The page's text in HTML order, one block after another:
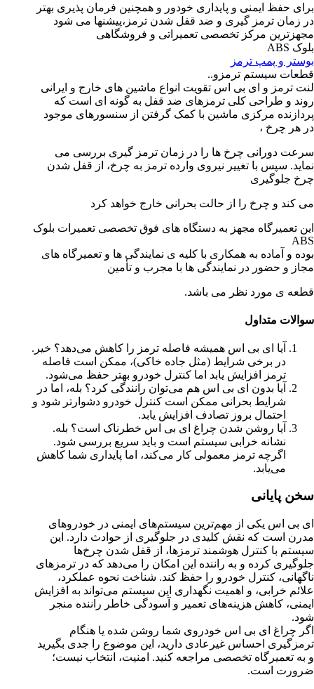
برای حفظ ایمنی و پایداری خودور و همچنین فرمان پذیری بهتر
در زمان ترمز گیری و ضد قفل شدن ترمز،پیشنها می شود
مجهزترین مرکز تخصصی تعمیراتی و فروشگاهی
بلوک ABS
بوستر و پمپ ترمز
قطعات سیستم ترمزو..
لنت ترمز و ای بی اس تقویت انواع ماشین های خارج و ایرانی
روند و طراحی کلی ترمزهای ضد قفل به گونه ای است که
پردازنده مرکزی ماشین با کمک گرفتن از سنسورهای موجود
در هر چرخ ،
سرعت دورانی چرخ ها را در زمان ترمز گیری بررسی می
نماید. سپس با تغییر نیروی وارده ترمز به چرخ، از قفل شدن
چرخ جلوگیری
می کند و چرخ را از حالت بحرانی خارج خواهد کرد
این تعمیرگاه مجهز به دستگاه های فوق تخصصی تعمیرات بلوک
ABS
بوده و آماده به همکاری با کلیه ی نمایندگی ها و تعمیرگاه های
مجاز و حضور در نمایندگی ها با مجرب و تأمین
قطعه ی مورد نظر می باشد.
سوالات متداول
آیا ای بی اس همیشه فاصله ترمز را کاهش می‌دهد؟ خیر.
در برخی شرایط (مثل جاده خاکی)، ممکن است فاصله
ترمز افزایش یابد اما کنترل خودرو بهتر حفظ می‌شود.
آیا بدون ای بی اس هم می‌توان رانندگی کرد؟ بله، اما در
شرایط بحرانی ممکن است کنترل خودرو دشوارتر شود و
احتمال بروز تصادف افزایش یابد.
آیا روشن شدن چراغ ای بی اس خطرناک است؟ بله.
نشانه خرابی سیستم است و باید سریع بررسی شود.
اگرچه ترمز معمولی کار می‌کند، اما پایداری شما کاهش
می‌یابد.
سخن پایانی
ای بی اس یکی از مهم‌ترین سیستم‌های ایمنی در خودروهای
مدرن است که نقش کلیدی در جلوگیری از حوادث دارد. این
سیستم با کنترل هوشمند ترمزها، از قفل شدن چرخ‌ها
جلوگیری کرده و به راننده این امکان را می‌دهد که در ترمزهای
ناگهانی، کنترل خودرو را حفظ کند. شناخت نحوه عملکرد،
علائم خرابی، و اهمیت نگهداری این سیستم می‌تواند به افزایش
ایمنی، کاهش هزینه‌های تعمیر و آسودگی خاطر راننده منجر
شود.
اگر چراغ ای بی اس خودروی شما روشن شده یا هنگام
ترمزگیری احساس غیرعادی دارید، این موضوع را جدی بگیرید
و به تعمیرگاه تخصصی مراجعه کنید. امنیت، انتخاب نیست؛
ضرورت است.